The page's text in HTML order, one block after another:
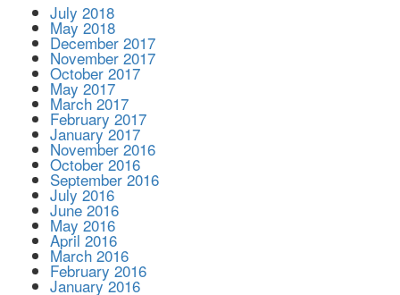
July 2018
May 2018
December 2017
November 2017
October 2017
May 2017
March 2017
February 2017
January 2017
November 2016
October 2016
September 2016
July 2016
June 2016
May 2016
April 2016
March 2016
February 2016
January 2016